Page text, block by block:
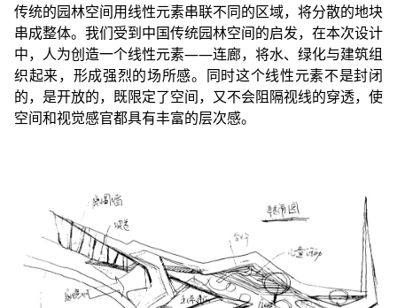
传统的园林空间用线性元素串联不同的区域，将分散的地块
串成整体。我们受到中国传统园林空间的启发，在本次设计
中，人为创造一个线性元素——连廊，将水、绿化与建筑组
织起来，形成强烈的场所感。同时这个线性元素不是封闭
的，是开放的，既限定了空间，又不会阻隔视线的穿透，使
空间和视觉感官都具有丰富的层次感。